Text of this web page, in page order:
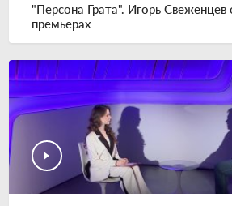
"Персона Грата". Игорь
премьерах